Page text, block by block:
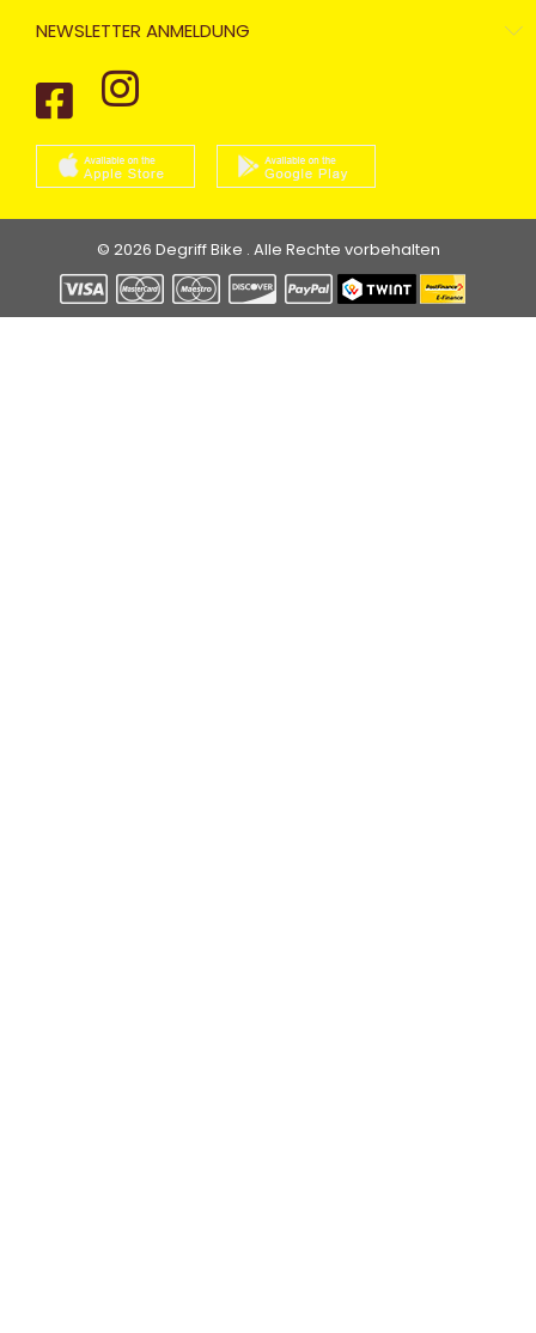
NEWSLETTER ANMELDUNG
© 2026 Degriff Bike . Alle Rechte vorbehalten